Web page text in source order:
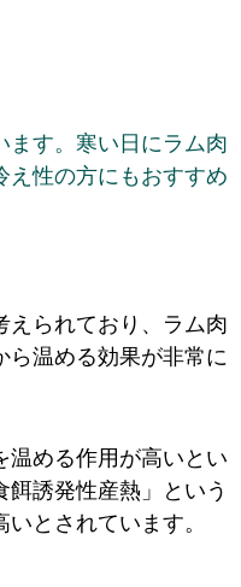
ます。寒い日にラム肉
え性の方にもおすすめ
えられており、ラム肉
温める効果が非常に
温める作用が高いとい
誘発性産熱」という
とされています。